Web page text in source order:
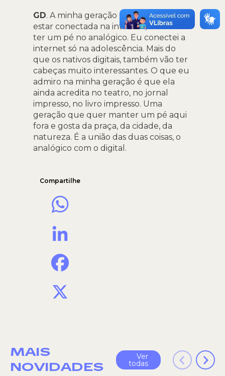
GD. A minha geração é a última a não
estar conectada na internet, a última a
ter um pé no analógico. Eu conectei a
internet só na adolescência. Mais do
que os nativos digitais, também vão ter
cabeças muito interessantes. O que eu
admiro na minha geração é que ela
ainda acredita no teatro, no jornal
impresso, no livro impresso. Uma
geração que quer manter um pé aqui
fora e gosta da praça, da cidade, da
natureza. É a união das duas coisas, o
analógico com o digital.
Compartilhe
MAIS
NOVIDADES
Ver
todas